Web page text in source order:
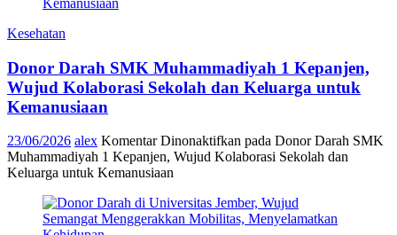
Kesehatan
Donor Darah SMK Muhammadiyah 1 Kepanjen,
Wujud Kolaborasi Sekolah dan Keluarga untuk
Kemanusiaan
23/06/2026 alex Komentar Dinonaktifkan pada Donor Darah SMK
Muhammadiyah 1 Kepanjen, Wujud Kolaborasi Sekolah dan
Keluarga untuk Kemanusiaan